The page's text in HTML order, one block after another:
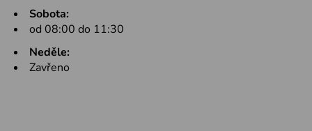
Sobota:
od 08:00 do 11:30
Neděle:
Zavřeno